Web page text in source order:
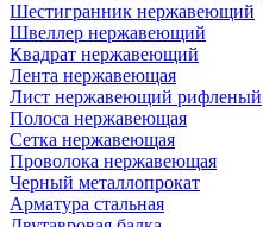
Шестигранник нержавеющий
Швеллер нержавеющий
Квадрат нержавеющий
Лента нержавеющая
Лист нержавеющий рифленый
Полоса нержавеющая
Сетка нержавеющая
Проволока нержавеющая
Черный металлопрокат
Арматура стальная